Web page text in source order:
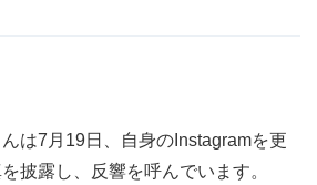
は7月19日、自身のInstagramを更
披露し、反響を呼んでいます。